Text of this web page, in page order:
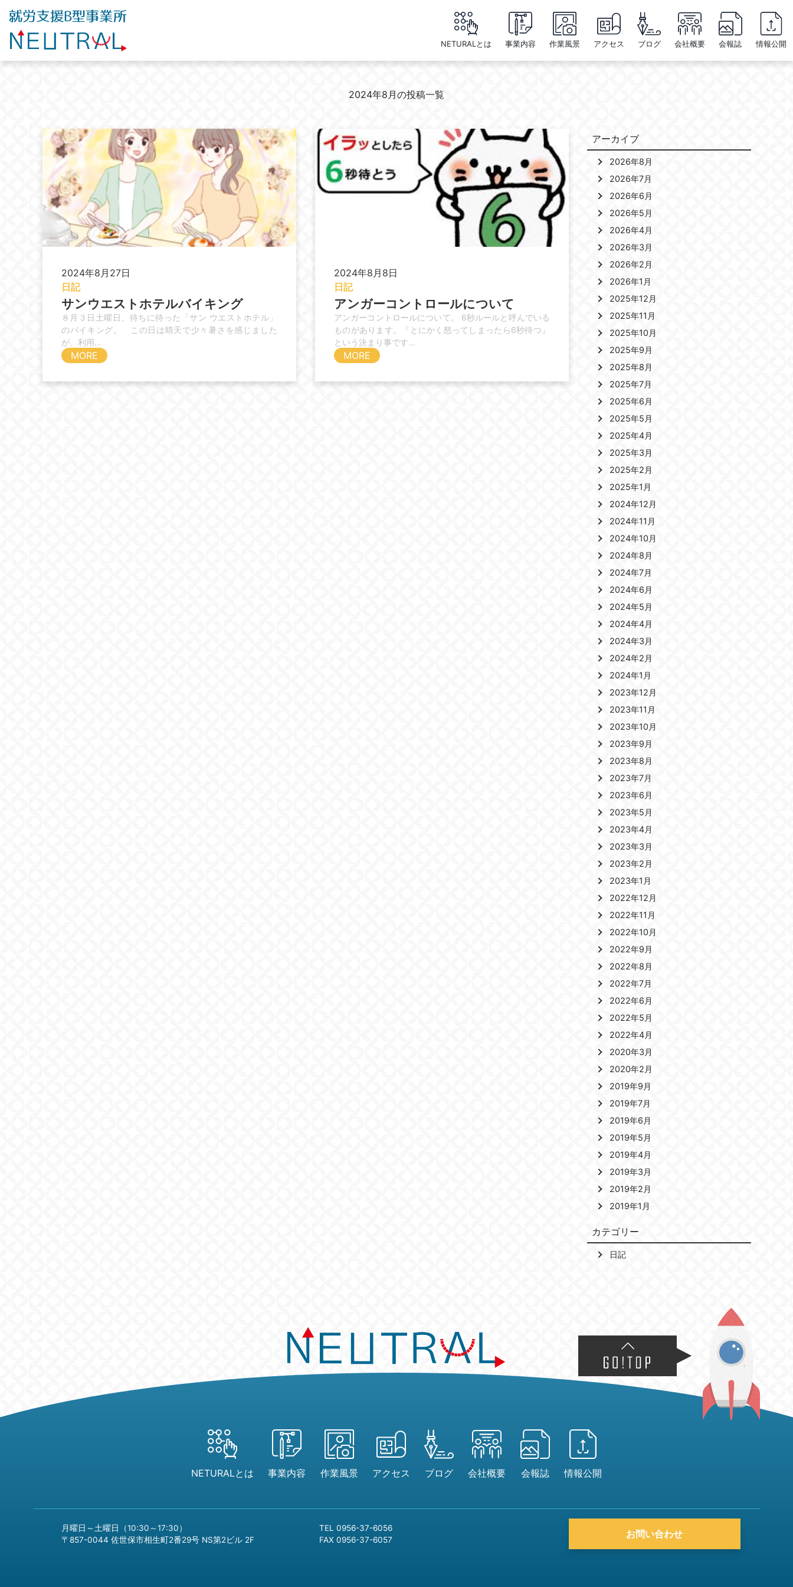
NETURALとは 事業内容 作業風景 アクセス ブログ 会社概要 会報誌 情報公開
2024年8月の投稿一覧
2024年8月27日
日記
サンウエストホテルバイキング
８月３日土曜日、待ちに待った「サン ウエストホテル」
のバイキング。 この日は晴天で少々暑さを感じました
が、利用…
MORE
2024年8月8日
日記
アンガーコントロールについて
アンガーコントロールについて。 6秒ルールと呼んでいる
ものがあります。『とにかく怒ってしまったら6秒待つ』
という決まり事です…
MORE
アーカイブ
2026年8月
2026年7月
2026年6月
2026年5月
2026年4月
2026年3月
2026年2月
2026年1月
2025年12月
2025年11月
2025年10月
2025年9月
2025年8月
2025年7月
2025年6月
2025年5月
2025年4月
2025年3月
2025年2月
2025年1月
2024年12月
2024年11月
2024年10月
2024年8月
2024年7月
2024年6月
2024年5月
2024年4月
2024年3月
2024年2月
2024年1月
2023年12月
2023年11月
2023年10月
2023年9月
2023年8月
2023年7月
2023年6月
2023年5月
2023年4月
2023年3月
2023年2月
2023年1月
2022年12月
2022年11月
2022年10月
2022年9月
2022年8月
2022年7月
2022年6月
2022年5月
2022年4月
2020年3月
2020年2月
2019年9月
2019年7月
2019年6月
2019年5月
2019年4月
2019年3月
2019年2月
2019年1月
カテゴリー
日記
NETURALとは 事業内容 作業風景 アクセス ブログ 会社概要 会報誌 情報公開
お問い合わせ
月曜日～土曜日（10:30～17:30）
〒857-0044 佐世保市相生町2番29号 NS第2ビル 2F
TEL 0956-37-6056
FAX 0956-37-6057